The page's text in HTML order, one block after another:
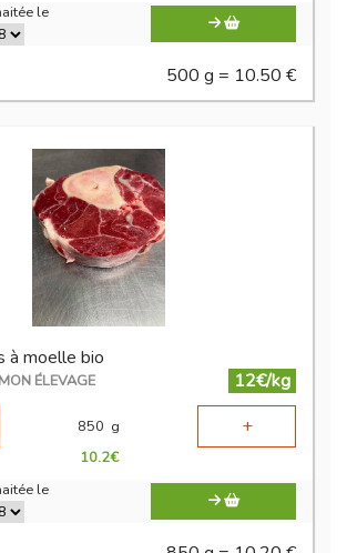
le
500 g = 10.50 €
à moelle bio
ÉLEVAGE
12€/kg
850 g +
10.2€
le